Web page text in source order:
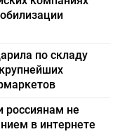
по складу
россиянам не
в интернете